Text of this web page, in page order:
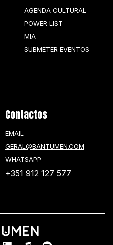
AGENDA CULTURAL
POWER LIST
MIA
SUBMETER EVENTOS
Contactos
EMAIL
GERAL@BANTUMEN.COM
WHATSAPP
+351 912 127 577